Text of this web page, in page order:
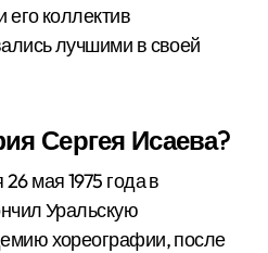
коллектив
лучшими в своей
Сергея Исаева?
мая 1975 года в
Уральскую
хореографии, после